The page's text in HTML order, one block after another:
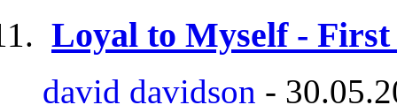
Loyal to Myself - First
david davidson -